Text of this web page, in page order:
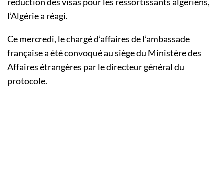
l’Algérie a réagi.
Ce mercredi, le chargé d’affaires de l’ambassade
française a été convoqué au siège du Ministère des
Affaires étrangères par le directeur général du
protocole.